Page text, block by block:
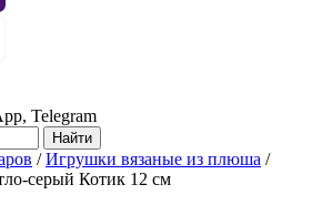
Telegram
/Игрушки вязаные из плюша /
серый Котик 12 см